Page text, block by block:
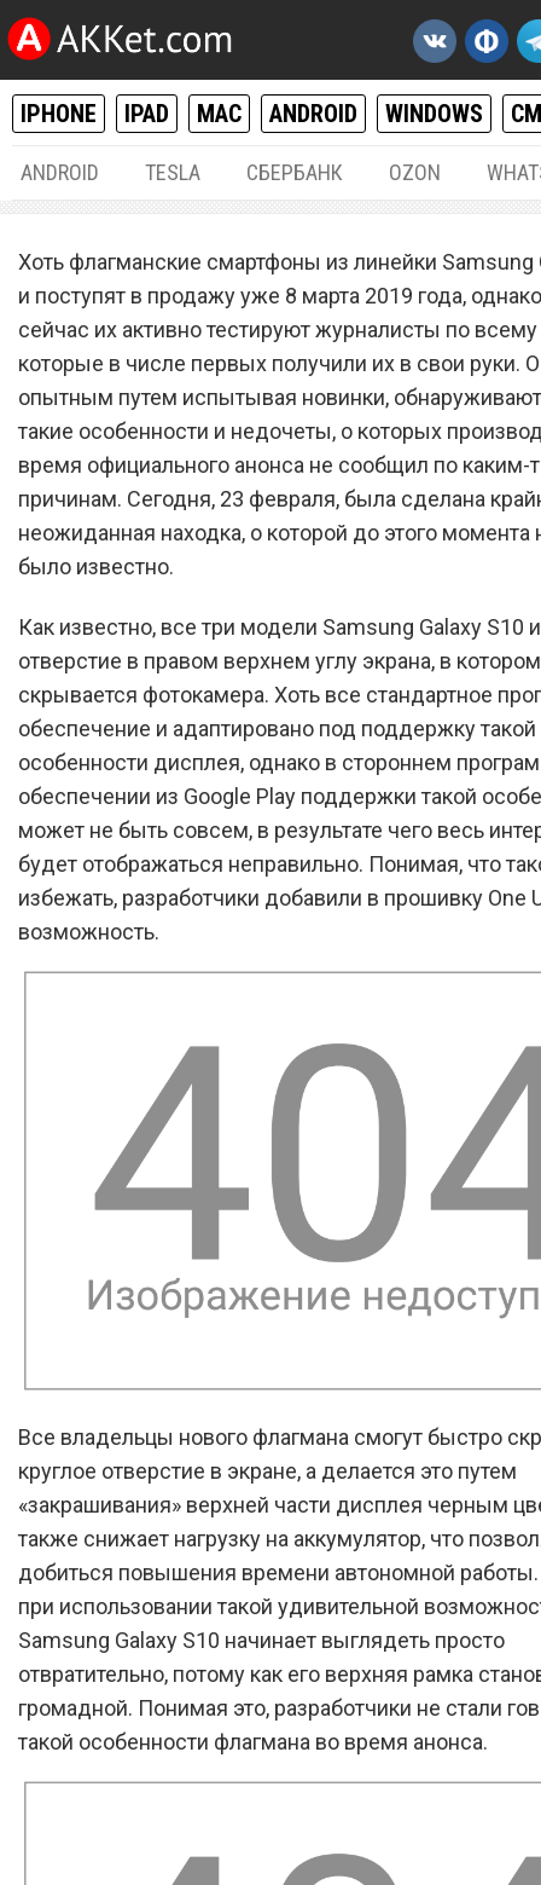
IPHONE IPAD MAC ANDROID WINDOWS
ANDROID TESLA СБЕРБАНК OZON
Samsung Galaxy S10
удивительную
Хоть флагманские смартфоны из линейки Samsung
и поступят в продажу уже 8 марта 2019 года,
сейчас их активно тестируют журналисты по
которые в числе первых получили их в свои руки.
опытным путем испытывая новинки,
такие особенности и недочеты, о которых
время официального анонса не сообщил по каким-
причинам. Сегодня, 23 февраля, была сделана
неожиданная находка, о которой до этого момента
было известно.
Как известно, все три модели Samsung Galaxy S10
отверстие в правом верхнем углу экрана, в котором
скрывается фотокамера. Хоть все стандартное
обеспечение и адаптировано под поддержку такой
особенности дисплея, однако в стороннем
обеспечении из Google Play поддержки такой
может не быть совсем, в результате чего весь
будет отображаться неправильно. Понимая, что
избежать, разработчики добавили в прошивку One
возможность.
Все владельцы нового флагмана смогут быстро
круглое отверстие в экране, а делается это путем
«закрашивания» верхней части дисплея черным
также снижает нагрузку на аккумулятор, что
добиться повышения времени автономной
при использовании такой удивительной
Samsung Galaxy S10 начинает выглядеть просто
отвратительно, потому как его верхняя рамка
громадной. Понимая это, разработчики не стали
такой особенности флагмана во время анонса.